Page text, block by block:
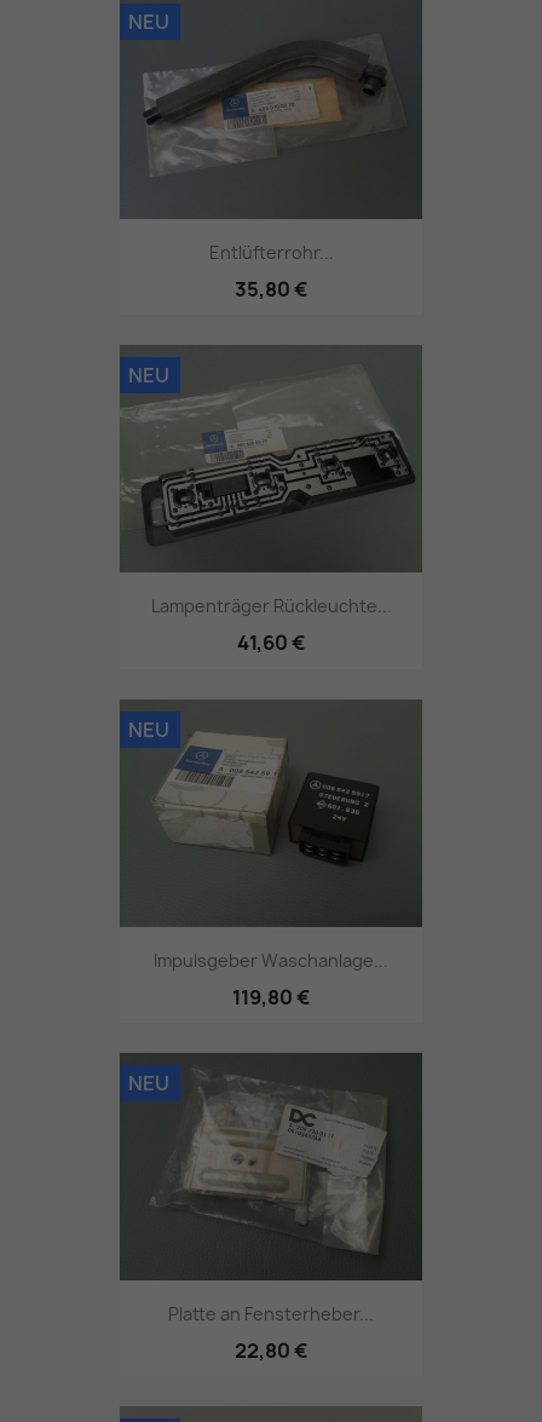
Entlüfterrohr...
35,80 €
NEU
Lampenträger Rückleuchte...
41,60 €
NEU
Impulsgeber Waschanlage...
119,80 €
NEU
Platte an Fensterheber...
22,80 €
NEU